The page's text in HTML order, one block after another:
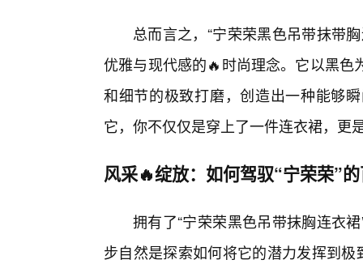
总而言之，“宁荣荣黑色吊带抹带
优雅与现代感的🔥时尚理念。它以黑
和细节的极致打磨，创造出一种能够
它，你不仅仅是穿上了一件连衣裙，更
风采🔥绽放：如何驾驭“宁荣荣”
拥有了“宁荣荣黑色吊带抹胸连衣
步自然是探索如何将它的潜力发挥到